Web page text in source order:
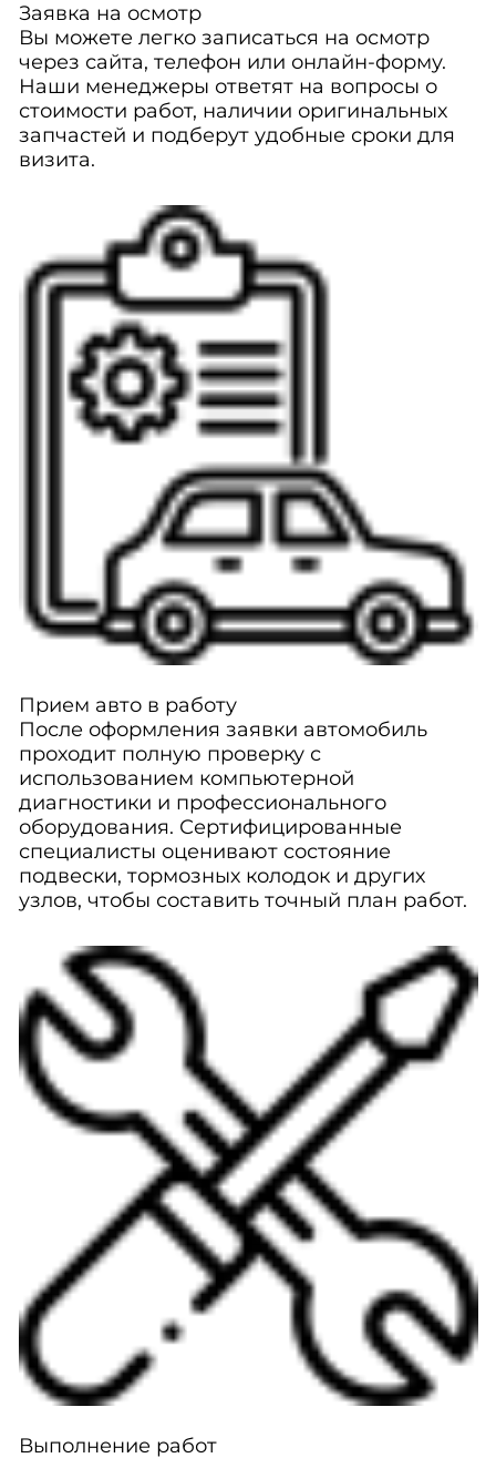
Заявка на осмотр
Вы можете легко записаться на осмотр
через сайта, телефон или онлайн-форму.
Наши менеджеры ответят на вопросы о
стоимости работ, наличии оригинальных
запчастей и подберут удобные сроки для
визита.
Прием авто в работу
После оформления заявки автомобиль
проходит полную проверку с
использованием компьютерной
диагностики и профессионального
оборудования. Сертифицированные
специалисты оценивают состояние
подвески, тормозных колодок и других
узлов, чтобы составить точный план работ.
Выполнение работ